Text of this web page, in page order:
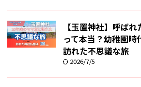
【玉置神社】呼ば
って本当？幼稚園時
訪れた不思議な旅
2026/7/5